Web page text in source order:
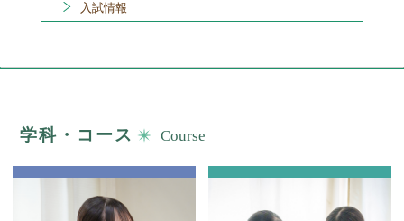
入試情報
学科・コース Course